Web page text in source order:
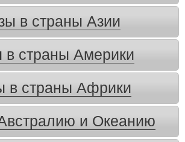
в страны Азии
в страны Америки
в страны Африки
и Океанию